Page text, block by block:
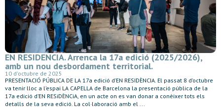
EN RESIDENCIA. Arrenca la 17a edició (2025/2026),
amb un nou desbordament territorial.
10 d'octubre de 2025
PRESENTACIÓ PÚBLICA DE LA 17a edició d’EN RESIDÈNCIA. El passat 8 d’octubre
va tenir lloc a l’espai LA CAPELLA de Barcelona la presentació pública de la
17a edició d’EN RESiDÈNCiA, en un acte on es van donar a conèixer tots els
detalls de la seva edició. La col·laboració amb el ...